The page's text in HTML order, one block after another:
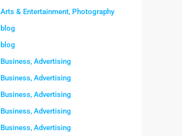
Arts & Entertainment, Photography
blog
blog
Business, Advertising
Business, Advertising
Business, Advertising
Business, Advertising
Business, Advertising